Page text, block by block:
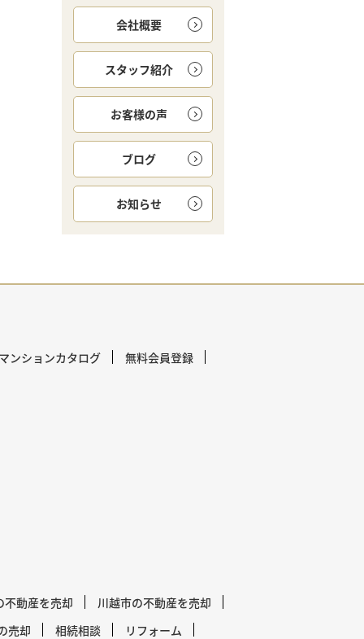
会社概要
スタッフ紹介
お客様の声
ブログ
お知らせ
ンションカタログ 無料会員登録
不動産を売却
川越市の不動産を売却
売却
相続相談 リフォーム